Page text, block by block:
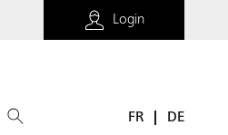
Login
FR DE